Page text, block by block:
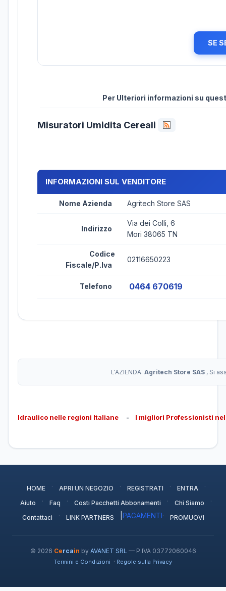
SE
Per Ulteriori informazioni su
Misuratori Umidita Cereali
INFORMAZIONI SUL VENDITORE
Nome Azienda Agritech Store SAS
Indirizzo
Via dei Colli, 6
Mori 38065 TN
Codice
Fiscale/P.Iva
02116650223
Telefono 0464 670619
L'AZIENDA: Agritech Store SAS , Si
Idraulico nelle regioni Italiane - I migliori Professionisti
HOME · APRI UN NEGOZIO · REGISTRATI · ENTRA ·
Aiuto · Faq · Costi Pacchetti Abbonamenti · Chi Siamo ·
Contattaci · LINK PARTNERS PAGAMENTI· PROMUOVI
© 2026 Cercain by AVANET SRL — P.IVA 03772060046
Termini e Condizioni · Regole sulla Privacy